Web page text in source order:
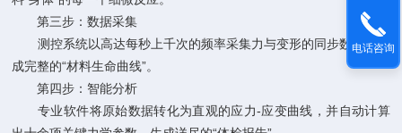
第三步：数据采集
测控系统以高达每秒上千次的频率采集力与变形的同步数据，形
成完整的“材料生命曲线”。
第四步：智能分析
专业软件将原始数据转化为直观的应力-应变曲线，并自动计算
电话咨询